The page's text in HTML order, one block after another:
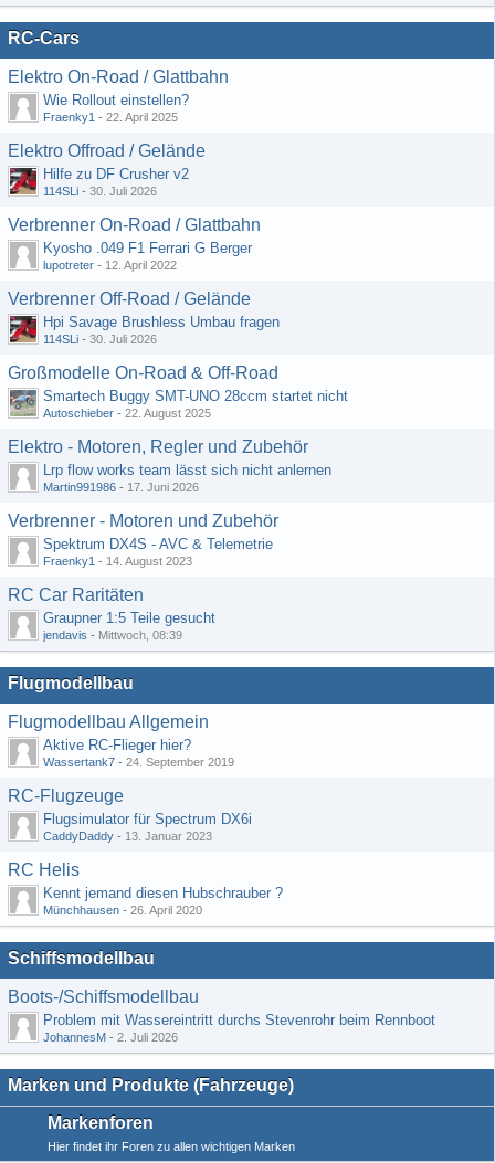
RC-Cars
Elektro On-Road / Glattbahn
Wie Rollout einstellen?
Fraenky1 - 22. April 2025
Elektro Offroad / Gelände
Hilfe zu DF Crusher v2
114SLi - 30. Juli 2026
Verbrenner On-Road / Glattbahn
Kyosho .049 F1 Ferrari G Berger
lupotreter - 12. April 2022
Verbrenner Off-Road / Gelände
Hpi Savage Brushless Umbau fragen
114SLi - 30. Juli 2026
Großmodelle On-Road & Off-Road
Smartech Buggy SMT-UNO 28ccm startet nicht
Autoschieber - 22. August 2025
Elektro - Motoren, Regler und Zubehör
Lrp flow works team lässt sich nicht anlernen
Martin991986 - 17. Juni 2026
Verbrenner - Motoren und Zubehör
Spektrum DX4S - AVC & Telemetrie
Fraenky1 - 14. August 2023
RC Car Raritäten
Graupner 1:5 Teile gesucht
jendavis - Mittwoch, 08:39
Flugmodellbau
Flugmodellbau Allgemein
Aktive RC-Flieger hier?
Wassertank7 - 24. September 2019
RC-Flugzeuge
Flugsimulator für Spectrum DX6i
CaddyDaddy - 13. Januar 2023
RC Helis
Kennt jemand diesen Hubschrauber ?
Münchhausen - 26. April 2020
Schiffsmodellbau
Boots-/Schiffsmodellbau
Problem mit Wassereintritt durchs Stevenrohr beim Rennboot
JohannesM - 2. Juli 2026
Marken und Produkte (Fahrzeuge)
Markenforen
Hier findet ihr Foren zu allen wichtigen Marken